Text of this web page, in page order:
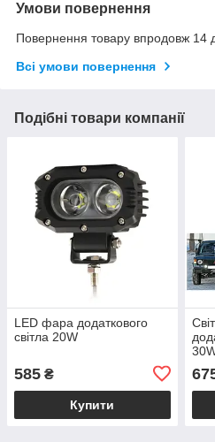
Умови повернення
Повернення товару впродовж 14
Всі умови повернення
Подібні товари компанії
LED фара додаткового
світла 20W
585 ₴
Купити